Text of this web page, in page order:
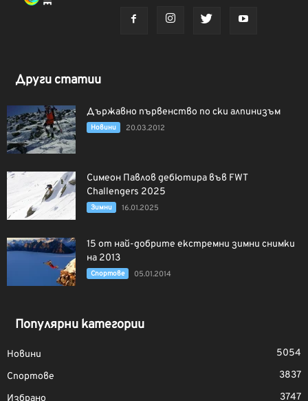
Други статии
Държавно първенство по ски алпинизъм
Новини 20.03.2012
Симеон Павлов дебютира във FWT
Challengers 2025
Зимни 16.01.2025
15 от най-добрите екстремни зимни снимки
на 2013
Спортове 05.01.2014
Популярни категории
Новини
5054
Спортове
3837
Избрано
3747